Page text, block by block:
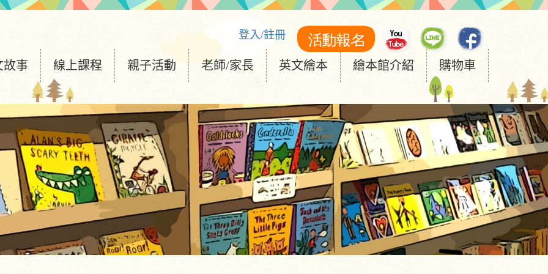
登入/註冊
故事 線上課程 親子活動 老師/家長 英文繪本 繪本館介紹 購物車